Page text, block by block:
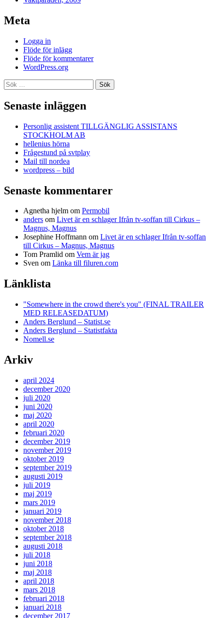
Meta
Logga in
Flöde för inlägg
Flöde för kommentarer
WordPress.org
Sök
efter:
Senaste inläggen
Personlig assistent TILLGÄNGLIG ASSISTANS
STOCKHOLM AB
hellenius hörna
Frågestund på svtplay
Mail till nordea
wordpress – bild
Senaste kommentarer
Agnetha hjelm om Permobil
anders om Livet är en schlager Ifrån tv-soffan till Cirkus –
Magnus, Magnus
Josephine Hoffmann om Livet är en schlager Ifrån tv-soffan
till Cirkus – Magnus, Magnus
Tom Pramlid om Vem är jag
Sven om Länka till filuren.com
Länklista
"Somewhere in the crowd there's you" (FINAL TRAILER
MED RELEASEDATUM)
Anders Berglund – Statist.se
Anders Berglund – Statistfakta
Nomell.se
Arkiv
april 2024
december 2020
juli 2020
juni 2020
maj 2020
april 2020
februari 2020
december 2019
november 2019
oktober 2019
september 2019
augusti 2019
juli 2019
maj 2019
mars 2019
januari 2019
november 2018
oktober 2018
september 2018
augusti 2018
juli 2018
juni 2018
maj 2018
april 2018
mars 2018
februari 2018
januari 2018
december 2017